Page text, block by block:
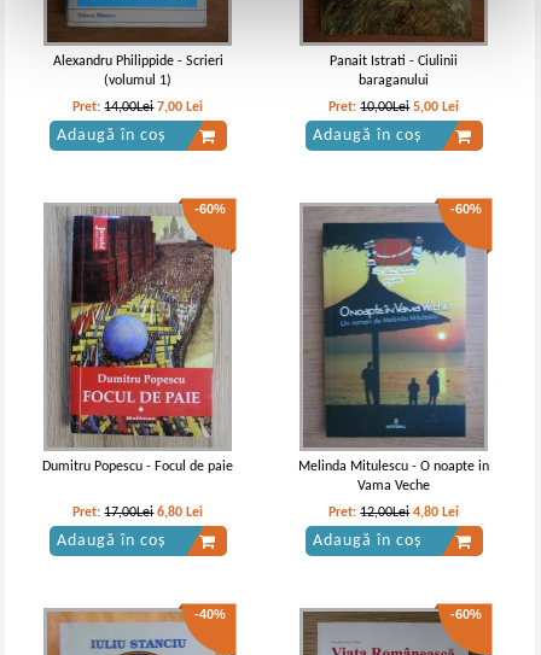
Alexandru Philippide - Scrieri
(volumul 1)
Pret:14,00Lei 7,00 Lei
Adaugă în coș
Panait Istrati - Ciulinii
baraganului
Pret:10,00Lei 5,00 Lei
Adaugă în coș
-60%
Dumitru Popescu - Focul de paie
Pret:17,00Lei 6,80 Lei
Adaugă în coș
-60%
Melinda Mitulescu - O noapte in
Vama Veche
Pret:12,00Lei 4,80 Lei
Adaugă în coș
-40% -60%